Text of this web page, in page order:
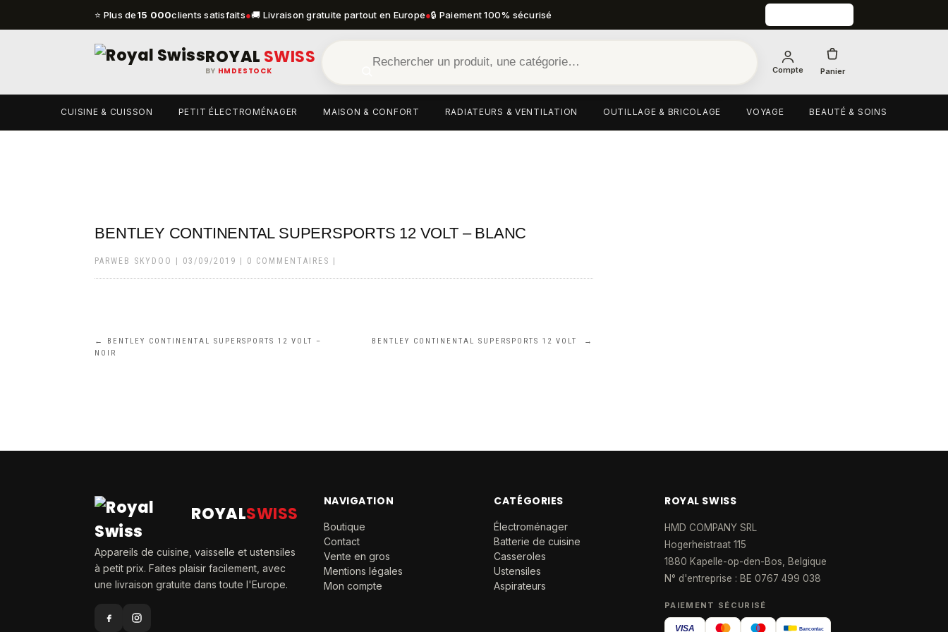
⭐ Plus de15 000clients satisfaits●🚚 Livraison gratuite partout en Europe●🔒 Paiement 100% sécurisé
ROYAL SWISS
BY HMDESTOCK Compte Panier
CUISINE & CUISSON PETIT ÉLECTROMÉNAGER MAISON & CONFORT RADIATEURS & VENTILATION OUTILLAGE & BRICOLAGE VOYAGE BEAUTÉ & SOINS
BENTLEY CONTINENTAL SUPERSPORTS 12 VOLT – BLANC
PARWEB SKYDOO 03/09/2019 0 COMMENTAIRES
←
BENTLEY CONTINENTAL SUPERSPORTS 12 VOLT –
NOIR
BENTLEY CONTINENTAL SUPERSPORTS 12 VOLT →
ROYALSWISS
Appareils de cuisine, vaisselle et ustensiles
à petit prix. Faites plaisir facilement, avec
une livraison gratuite dans toute l'Europe.
NAVIGATION
Boutique
Contact
Vente en gros
Mentions légales
Mon compte
CATÉGORIES
Électroménager
Batterie de cuisine
Casseroles
Ustensiles
Aspirateurs
ROYAL SWISS
HMD COMPANY SRL
Hogerheistraat 115
1880 Kapelle-op-den-Bos, Belgique
N° d'entreprise : BE 0767 499 038
PAIEMENT SÉCURISÉ
VISA Bancontact